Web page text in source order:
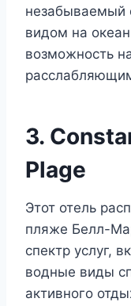
незабываемый
видом на
возможность
3.
Plage
Этот отель
пляже Белл-
спектр услуг,
водные виды
активного